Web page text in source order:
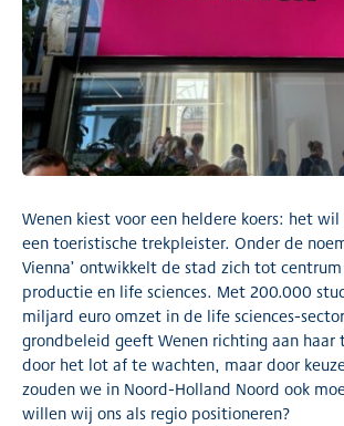
Wenen kiest voor een heldere koers: het
een toeristische trekpleister. Onder de
Vienna’ ontwikkelt de stad zich tot
productie en life sciences. Met 200.000
miljard euro omzet in de life sciences-
grondbeleid geeft Wenen richting aan
door het lot af te wachten, maar door
zouden we in Noord-Holland Noord ook
willen wij ons als regio positioneren?